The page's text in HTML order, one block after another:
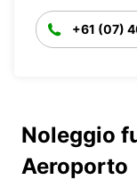
+61 (07)
Noleggio
Aeroporto